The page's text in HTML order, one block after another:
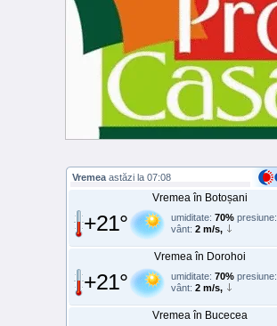
Vremea astăzi la 07:08
Vremea în Botoșani
+21° umiditate: 70% presiune:
vânt: 2 m/s,
Vremea în Dorohoi
+21° umiditate: 70% presiune:
vânt: 2 m/s,
Vremea în Bucecea